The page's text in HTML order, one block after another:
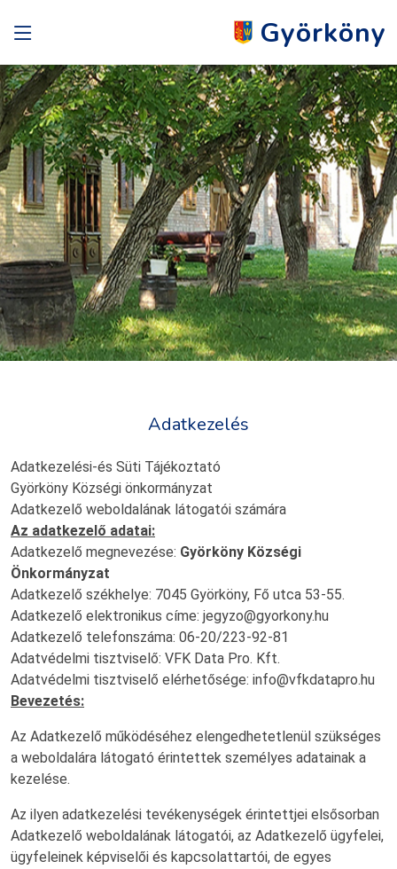
Györköny
Adatkezelés
Adatkezelési-és Süti Tájékoztató
Györköny Községi önkormányzat
Adatkezelő weboldalának látogatói számára
Az adatkezelő adatai:
Adatkezelő megnevezése: Györköny Községi
Önkormányzat
Adatkezelő székhelye: 7045 Györköny, Fő utca 53-55.
Adatkezelő elektronikus címe: jegyzo@gyorkony.hu
Adatkezelő telefonszáma: 06-20/223-92-81
Adatvédelmi tisztviselő: VFK Data Pro. Kft.
Adatvédelmi tisztviselő elérhetősége: info@vfkdatapro.hu
Bevezetés:
Az Adatkezelő működéséhez elengedhetetlenül szükséges
a weboldalára látogató érintettek személyes adatainak a
kezelése.
Az ilyen adatkezelési tevékenységek érintettjei elsősorban
Adatkezelő weboldalának látogatói, az Adatkezelő ügyfelei,
ügyfeleinek képviselői és kapcsolattartói, de egyes